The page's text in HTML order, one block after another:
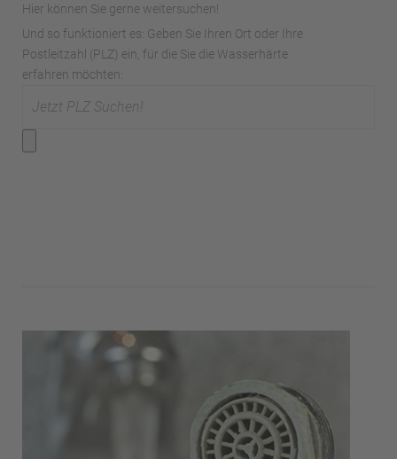
Hier können Sie gerne weitersuchen!
Und so funktioniert es: Geben Sie Ihren Ort oder Ihre
Postleitzahl (PLZ) ein, für die Sie die Wasserhärte
erfahren möchten: